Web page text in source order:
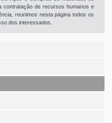
de recursos humanos e
reunimos nesta página todos os
dos interessados.